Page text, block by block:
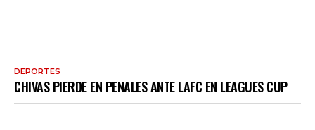
DEPORTES
CHIVAS PIERDE EN PENALES ANTE LAFC EN LEAGUES CUP